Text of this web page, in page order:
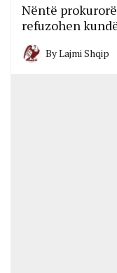
Nëntë
refuzohen
ByLajmi Shqip